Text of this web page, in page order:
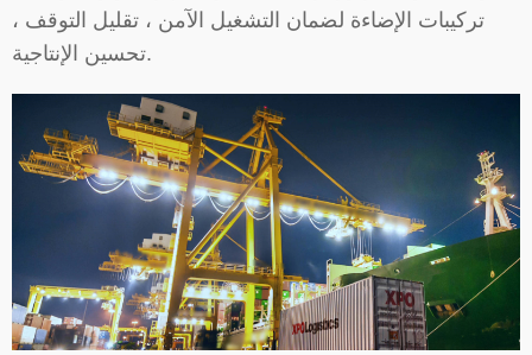
تركيبات الإضاءة لضمان التشغيل الآمن ، تقليل التوقف ،
تحسين الإنتاجية.